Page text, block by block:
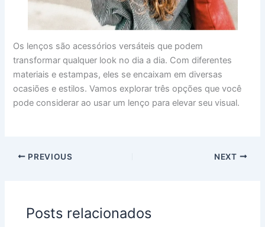
Os lenços são acessórios versáteis que podem
transformar qualquer look no dia a dia. Com diferentes
materiais e estampas, eles se encaixam em diversas
ocasiões e estilos. Vamos explorar três opções que você
pode considerar ao usar um lenço para elevar seu visual.
PREVIOUS NEXT
Posts relacionados